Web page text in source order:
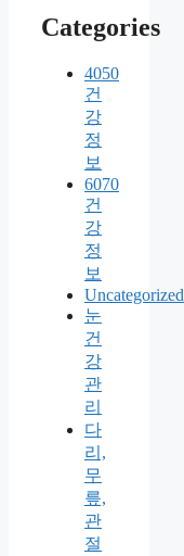
Categories
4050
건
강
정
보
6070
건
강
정
보
Uncategorized
눈
건
강
관
리
다
리,
무
릎,
관
절